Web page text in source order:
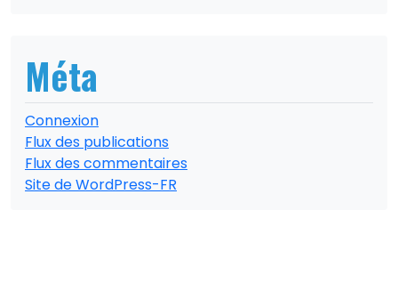
Méta
Connexion
Flux des publications
Flux des commentaires
Site de WordPress-FR